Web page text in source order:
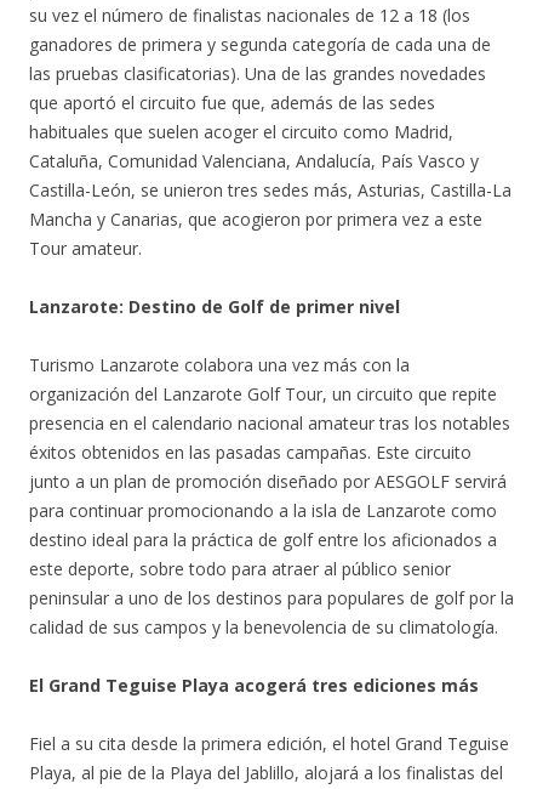
su vez el número de finalistas nacionales de 12 a 18 (los
ganadores de primera y segunda categoría de cada una de
las pruebas clasificatorias). Una de las grandes novedades
que aportó el circuito fue que, además de las sedes
habituales que suelen acoger el circuito como Madrid,
Cataluña, Comunidad Valenciana, Andalucía, País Vasco y
Castilla-León, se unieron tres sedes más, Asturias, Castilla-La
Mancha y Canarias, que acogieron por primera vez a este
Tour amateur.
Lanzarote: Destino de Golf de primer nivel
Turismo Lanzarote colabora una vez más con la
organización del Lanzarote Golf Tour, un circuito que repite
presencia en el calendario nacional amateur tras los notables
éxitos obtenidos en las pasadas campañas. Este circuito
junto a un plan de promoción diseñado por AESGOLF servirá
para continuar promocionando a la isla de Lanzarote como
destino ideal para la práctica de golf entre los aficionados a
este deporte, sobre todo para atraer al público senior
peninsular a uno de los destinos para populares de golf por la
calidad de sus campos y la benevolencia de su climatología.
El Grand Teguise Playa acogerá tres ediciones más
Fiel a su cita desde la primera edición, el hotel Grand Teguise
Playa, al pie de la Playa del Jablillo, alojará a los finalistas del